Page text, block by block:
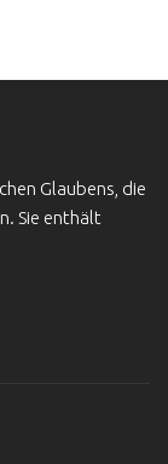
Glaubens, die
Sie enthält